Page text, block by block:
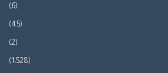
(6)
(45)
(2)
(1٬528)